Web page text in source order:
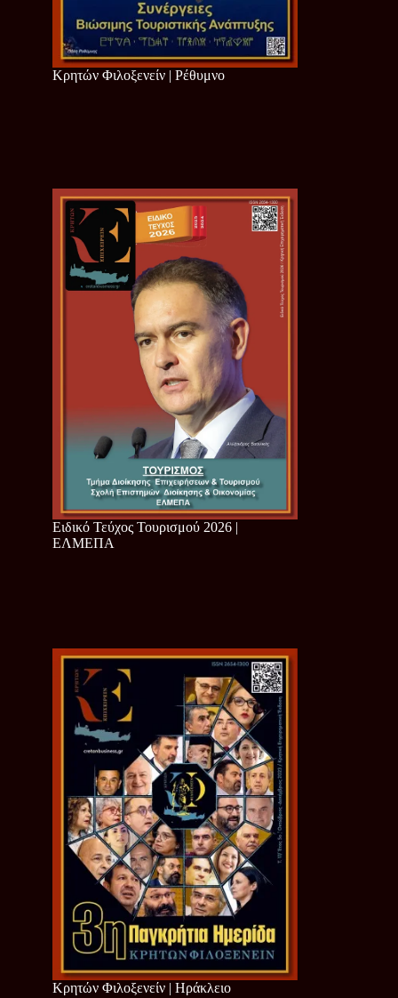
Κρητών Φιλοξενείν | Ρέθυμνο
Ειδικό Τεύχος Τουρισμού 2026 |
ΕΛΜΕΠΑ
Κρητών Φιλοξενείν | Ηράκλειο